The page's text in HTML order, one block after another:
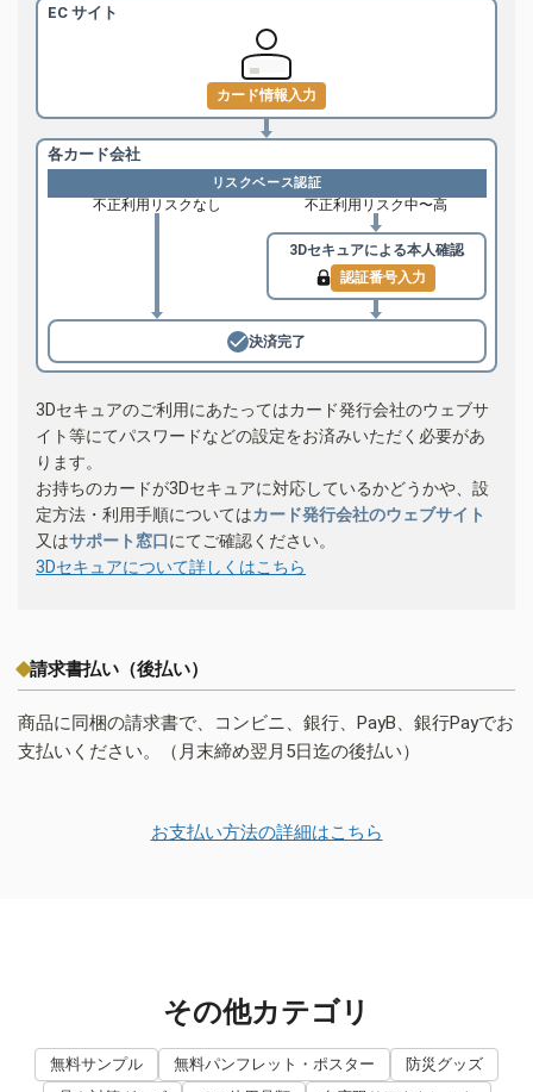
EC サイト
カード情報入力
各カード会社
リスクベース認証
不正利用リスクなし 不正利用リスク中〜高
3Dセキュアによる本人確認
認証番号入力
決済完了
3Dセキュアのご利用にあたってはカード発行会社のウェブサ
イト等にてパスワードなどの設定をお済みいただく必要があ
ります。
お持ちのカードが3Dセキュアに対応しているかどうかや、設
定方法・利用手順についてはカード発行会社のウェブサイト
又はサポート窓口にてご確認ください。
3Dセキュアについて詳しくはこちら
請求書払い（後払い）
商品に同梱の請求書で、コンビニ、銀行、PayB、銀行Payでお
支払いください。（月末締め翌月5日迄の後払い）
お支払い方法の詳細はこちら
その他カテゴリ
無料サンプル 無料パンフレット・ポスター
防災グッズ